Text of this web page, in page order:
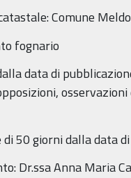
Comune
fognario
data di
50 giorni dalla data
Dr.ssa Anna Maria